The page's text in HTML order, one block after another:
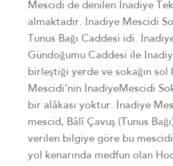
Mescidi de denilen İnadiye
almaktadır. İnadiye Mescidi
Tunus Bağı Caddesi idi.
Gündoğumu Caddesi ile
birleştiği yerde ve sokağın
Mescidi’nin İnadiyeMescidi
bir alâkası yoktur. İnadiye
mescid, Bâlî Çavuş (Tunus
verilen bilgiye göre bu
yol kenarında medfun olan